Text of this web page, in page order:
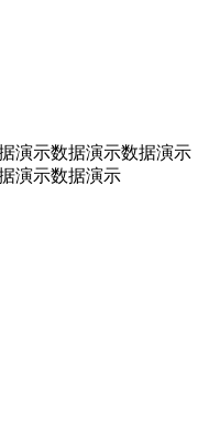
演示数据演示数据演示
演示数据演示